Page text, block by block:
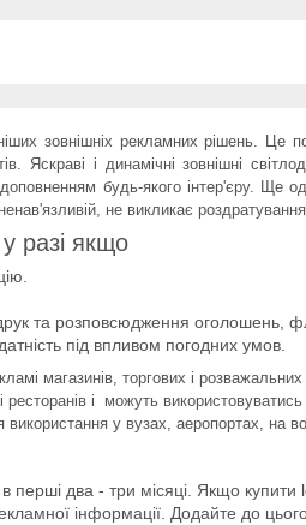
зовнішніх рекламних рішень. Це
Яскраві і динамічні зовнішні
будь-якого інтер'єру. Ще
не викликає
разі якщо
та розповсюдження оголошень,
під впливом погодних умов.
магазинів, торгових і розважальних
ресторанів і можуть
у вузах, аеропортах, на
в перші два - три місяці. Якщо купити
інформації. Додайте до